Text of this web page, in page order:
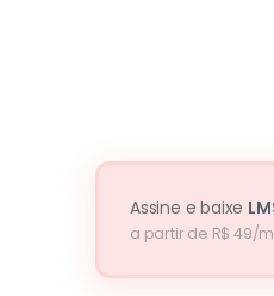
Assine e baixe
a partir de R$ 49/